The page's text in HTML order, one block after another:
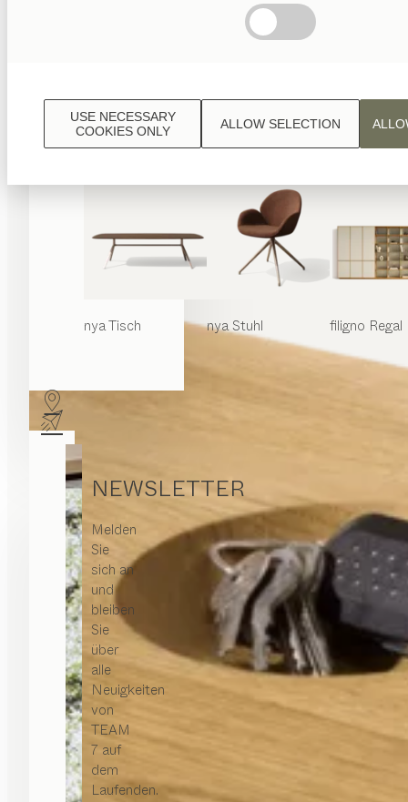
USE NECESSARY
COOKIES ONLY
ALLOW SELECTION
Interior
Design
TEAM
7 Welt
nyaTisch nyaStuhl filigno Regal
NEWSLETTER
Melden
Sie
sich an
und
bleiben
Sie
über
alle
Neuigkeiten
von
TEAM
7 auf
dem
Laufenden.